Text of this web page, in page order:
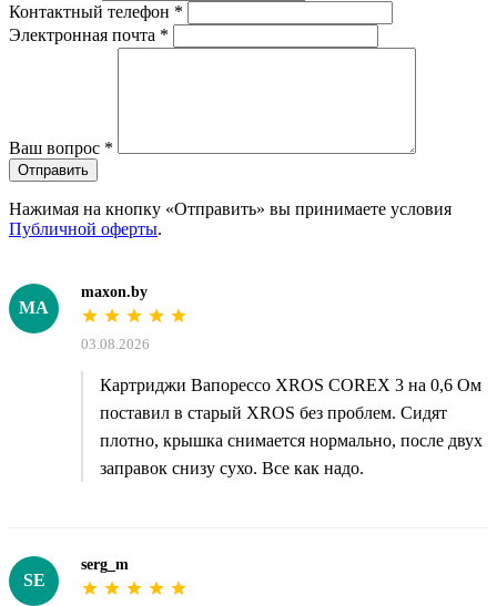
Контактный телефон *
Электронная почта *
Ваш вопрос *
Отправить
Нажимая на кнопку «Отправить» вы принимаете условия
Публичной оферты.
MA
maxon.by
03.08.2026
Картриджи Вапорессо XROS COREX 3 на 0,6 Ом
поставил в старый XROS без проблем. Сидят
плотно, крышка снимается нормально, после двух
заправок снизу сухо. Все как надо.
SE
serg_m